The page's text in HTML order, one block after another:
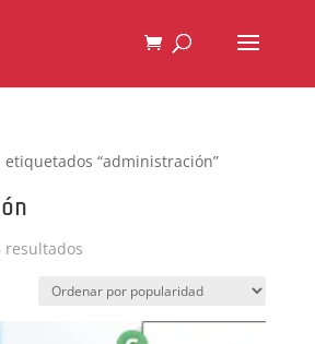
“administración”
resultadosOrdenado
popularidad